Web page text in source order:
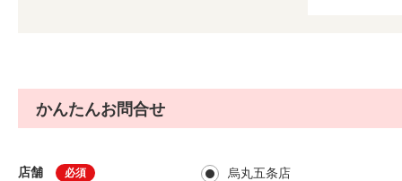
かんたんお問合せ
店舗 必須 烏丸五条店